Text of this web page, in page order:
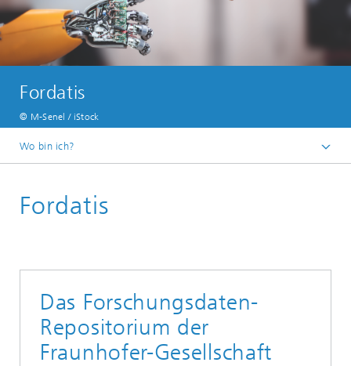
Fordatis
© M-Senel / iStock
Wo bin ich?
Fordatis
Das Forschungsdaten-
Repositorium der
Fraunhofer-Gesellschaft